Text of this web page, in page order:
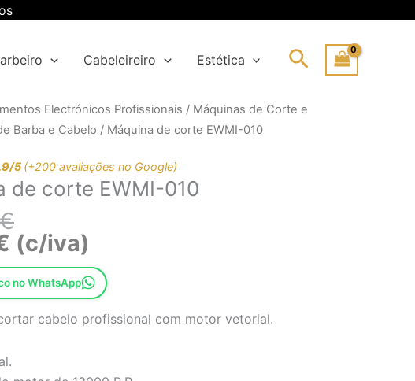
Cabeleireiro Estética Search
Electrónicos Profissionais / Máquinas de Corte e
Barba e Cabelo / Máquina de corte EWMI-010
5 (+200 avaliações no Google)
de corte EWMI-010
€
O
preço
era:
356,66€.
O
preço
é:
196,16€.
(c/iva)
no WhatsApp
cabelo profissional com motor vetorial.